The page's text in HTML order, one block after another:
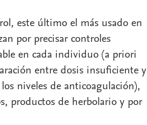
este último el más usado en
por precisar controles
en cada individuo (a priori
entre dosis insuficiente y
niveles de anticoagulación),
productos de herbolario y por